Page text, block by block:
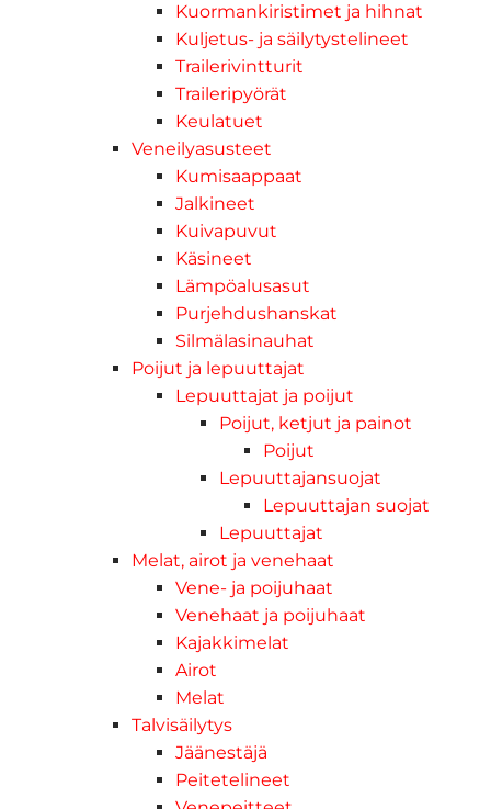
Kuormankiristimet ja hihnat
Kuljetus- ja säilytystelineet
Trailerivintturit
Traileripyörät
Keulatuet
Veneilyasusteet
Kumisaappaat
Jalkineet
Kuivapuvut
Käsineet
Lämpöalusasut
Purjehdushanskat
Silmälasinauhat
Poijut ja lepuuttajat
Lepuuttajat ja poijut
Poijut, ketjut ja painot
Poijut
Lepuuttajansuojat
Lepuuttajan suojat
Lepuuttajat
Melat, airot ja venehaat
Vene- ja poijuhaat
Venehaat ja poijuhaat
Kajakkimelat
Airot
Melat
Talvisäilytys
Jäänestäjä
Peitetelineet